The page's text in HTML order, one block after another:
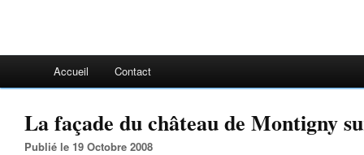
Accueil Contact
La façade du château de Montigny
Publié le 19 Octobre 2008